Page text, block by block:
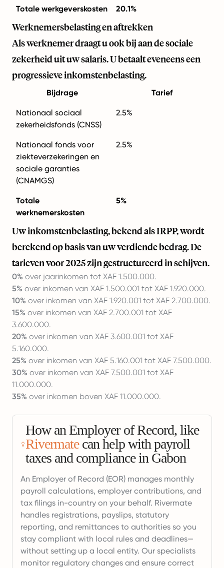
Totale werkgeverskosten 20.1%
Werknemersbelasting en aftrekken
Als werknemer draagt u ook bij aan de sociale
zekerheid uit uw salaris. U betaalt eveneens een
progressieve inkomstenbelasting.
Bijdrage Tarief
Nationaal sociaal
zekerheidsfonds (CNSS)
2.5%
Nationaal fonds voor
ziekteverzekeringen en
sociale garanties
(CNAMGS)
2.5%
Totale
werknemerskosten
5%
Uw inkomstenbelasting, bekend als IRPP, wordt
berekend op basis van uw verdiende bedrag. De
tarieven voor 2025 zijn gestructureerd in schijven.
0% over jaarinkomen tot XAF 1.500.000.
5% over inkomen van XAF 1.500.001 tot XAF 1.920.000.
10% over inkomen van XAF 1.920.001 tot XAF 2.700.000.
15% over inkomen van XAF 2.700.001 tot XAF
3.600.000.
20% over inkomen van XAF 3.600.001 tot XAF
5.160.000.
25% over inkomen van XAF 5.160.001 tot XAF 7.500.000.
30% over inkomen van XAF 7.500.001 tot XAF
11.000.000.
35% over inkomen boven XAF 11.000.000.
How an Employer of Record, like
Rivermatecan help with payroll
taxes and compliance in Gabon
An Employer of Record (EOR) manages monthly
payroll calculations, employer contributions, and
tax filings in-country on your behalf. Rivermate
handles registrations, payslips, statutory
reporting, and remittances to authorities so you
stay compliant with local rules and deadlines—
without setting up a local entity. Our specialists
monitor regulatory changes and ensure correct